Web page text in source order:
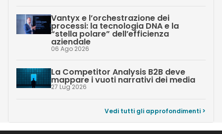
Vantyx e l’orchestrazione dei
processi: la tecnologia DNA e la
“stella polare” dell’efficienza
aziendale
06 Ago 2026
La Competitor Analysis B2B deve
mappare i vuoti narrativi dei media
27 Lug 2026
Vedi tutti gli approfondimenti >